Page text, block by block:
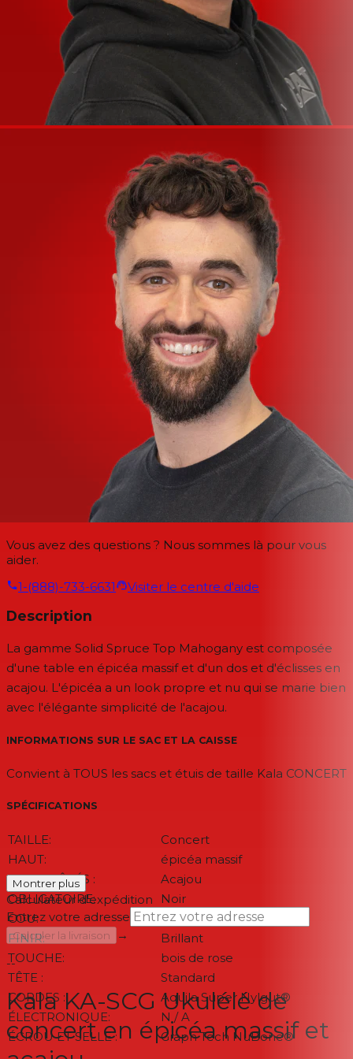
Vous avez des questions ? Nous sommes là pour vous
aider.
1-(888)-733-6631
Visiter le centre d'aide
Description
La gamme Solid Spruce Top Mahogany est composée
d'une table en épicéa massif et d'un dos et d'éclisses en
acajou. L'épicéa a un look propre et nu qui se marie bien
avec l'élégante simplicité de l'acajou.
INFORMATIONS SUR LE SAC ET LA CAISSE
Convient à TOUS les sacs et étuis de taille Kala CONCERT
SPÉCIFICATIONS
TAILLE:
Concert
HAUT:
épicéa massif
DOS & CÔTÉS :
Acajou
OBLIGATOIRE:
Noir
COU:
Acajou
FINIR:
Brillant
TOUCHE:
bois de rose
TÊTE :
Standard
CORDES :
Aquila Super Nylgut®
ÉLECTRONIQUE:
N / A
ÉCROU ET SELLE :
Graph Tech NuBone®
Montrer plus
Calculateur d'expédition
Entrez votre adresse
Calculer la livraison
→
--
Kala KA-SCG Ukulélé de
concert en épicéa massif et